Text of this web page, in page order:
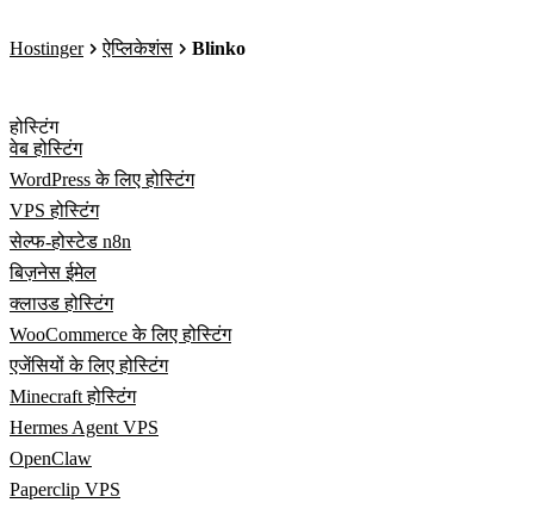
Hostinger ऐप्लिकेशंस Blinko
होस्टिंग
वेब होस्टिंग
WordPress के लिए होस्टिंग
VPS होस्टिंग
सेल्फ-होस्टेड n8n
बिज़नेस ईमेल
क्लाउड होस्टिंग
WooCommerce के लिए होस्टिंग
एजेंसियों के लिए होस्टिंग
Minecraft होस्टिंग
Hermes Agent VPS
OpenClaw
Paperclip VPS